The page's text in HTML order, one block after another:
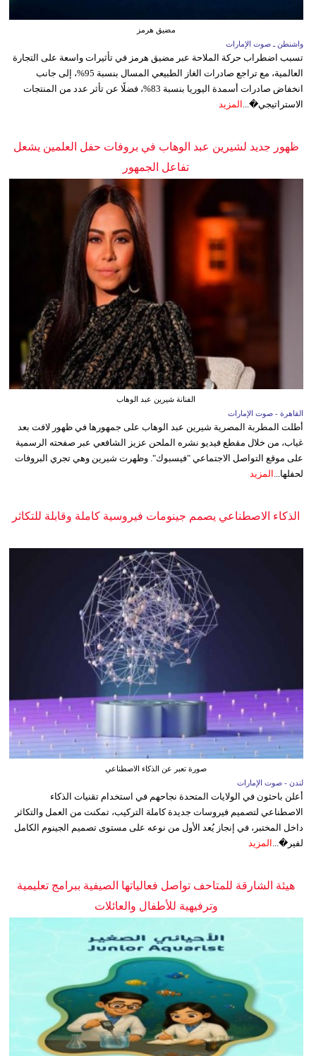
مضيق هرمز
واشنطن ـ صوت الإمارات
تسبب اضطراب حركة الملاحة عبر مضيق هرمز في تأثيرات واسعة على التجارة
العالمية، مع تراجع صادرات الغاز الطبيعي المسال بنسبة 95%، إلى جانب
انخفاض صادرات أسمدة اليوريا بنسبة 83%، فضلًا عن تأثر عدد من المنتجات
الاستراتيجي�... المزيد
ظهور جديد لشيرين عبد الوهاب في بروفات حفل العلمين يشعل
تفاعل الجمهور
الفنانة شيرين عبد الوهاب
القاهرة - صوت الإمارات
أطلت المطربة المصرية شيرين عبد الوهاب على جمهورها في ظهور لافت بعد
غياب، من خلال مقطع فيديو نشره الملحن عزيز الشافعي عبر صفحته الرسمية
على موقع التواصل الاجتماعي "فيسبوك". وظهرت شيرين وهي تجري البروفات
لحفلها... المزيد
الذكاء الاصطناعي يصمم جينومات فيروسية كاملة وقابلة للتكاثر
صورة تعبر عن الذكاء الاصطناعي
لندن - صوت الإمارات
أعلن باحثون في الولايات المتحدة نجاحهم في استخدام تقنيات الذكاء
الاصطناعي لتصميم فيروسات جديدة كاملة التركيب، تمكنت من العمل والتكاثر
داخل المختبر، في إنجاز يُعد الأول من نوعه على مستوى تصميم الجينوم الكامل
لفير�...
المزيد
هيئة الشارقة للمتاحف تواصل فعالياتها الصيفية ببرامج تعليمية
وترفيهية للأطفال والعائلات